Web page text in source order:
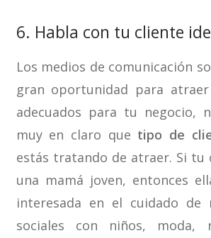
6. Habla con tu cliente
Los medios de comunicación
gran oportunidad para
adecuados para tu negocio,
muy en claro que tipo de
estás tratando de atraer. Si tu
una mamá joven, entonces
interesada en el cuidado de
sociales con niños, moda,